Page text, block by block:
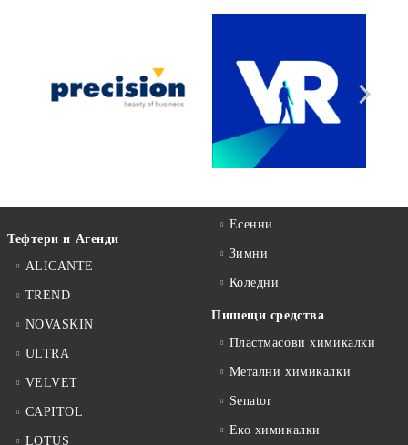
Тефтери и Агенди
ALICANTE
TREND
NOVASKIN
ULTRA
VELVET
CAPITOL
LOTUS
Есенни
Зимни
Коледни
Пишещи средства
Пластмасови химикалки
Метални химикалки
Senator
Еко химикалки